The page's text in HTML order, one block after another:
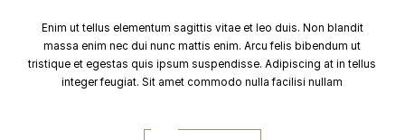
Enim ut tellus elementum sagittis vitae et leo duis. Non blandit
massa enim nec dui nunc mattis enim. Arcu felis bibendum ut
tristique et egestas quis ipsum suspendisse. Adipiscing at in tellus
integer feugiat. Sit amet commodo nulla facilisi nullam